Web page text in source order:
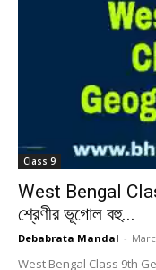
Class 9
West Bengal
শ্রেণীর ভূগোল বহু...
Debabrata Mandal -
West Bengal Class 9th